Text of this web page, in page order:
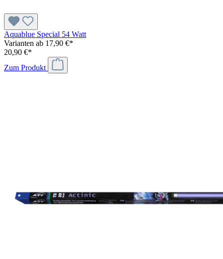
Aquablue Special 54 Watt
Varianten ab 17,90 €*
20,90 €*
Zum Produkt